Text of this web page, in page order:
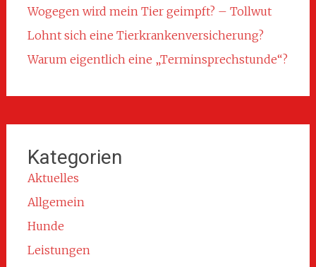
Wogegen wird mein Tier geimpft? – Tollwut
Lohnt sich eine Tierkrankenversicherung?
Warum eigentlich eine „Terminsprechstunde“?
Kategorien
Aktuelles
Allgemein
Hunde
Leistungen